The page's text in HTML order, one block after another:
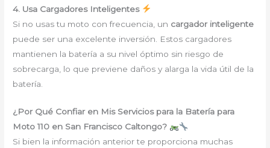
4. Usa Cargadores Inteligentes
Si no usas tu moto con frecuencia, un cargador inteligente
puede ser una excelente inversión. Estos cargadores
mantienen la batería a su nivel óptimo sin riesgo de
sobrecarga, lo que previene daños y alarga la vida útil de la
batería.
¿Por Qué Confiar en Mis Servicios para la Batería para
Moto 110 en San Francisco Caltongo?
Si bien la información anterior te proporciona muchas